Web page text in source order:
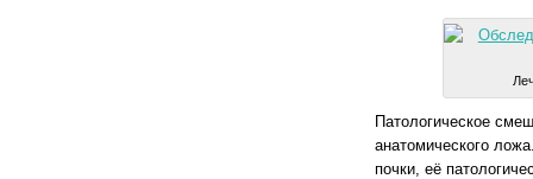
Патологическое
анатомического
почки, её